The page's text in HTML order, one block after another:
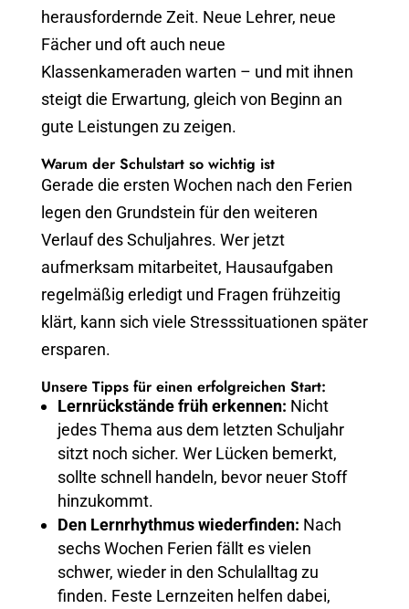
herausfordernde Zeit. Neue Lehrer, neue
Fächer und oft auch neue
Klassenkameraden warten – und mit ihnen
steigt die Erwartung, gleich von Beginn an
gute Leistungen zu zeigen.
Warum der Schulstart so wichtig ist
Gerade die ersten Wochen nach den Ferien
legen den Grundstein für den weiteren
Verlauf des Schuljahres. Wer jetzt
aufmerksam mitarbeitet, Hausaufgaben
regelmäßig erledigt und Fragen frühzeitig
klärt, kann sich viele Stresssituationen später
ersparen.
Unsere Tipps für einen erfolgreichen Start:
Lernrückstände früh erkennen: Nicht
jedes Thema aus dem letzten Schuljahr
sitzt noch sicher. Wer Lücken bemerkt,
sollte schnell handeln, bevor neuer Stoff
hinzukommt.
Den Lernrhythmus wiederfinden: Nach
sechs Wochen Ferien fällt es vielen
schwer, wieder in den Schulalltag zu
finden. Feste Lernzeiten helfen dabei,